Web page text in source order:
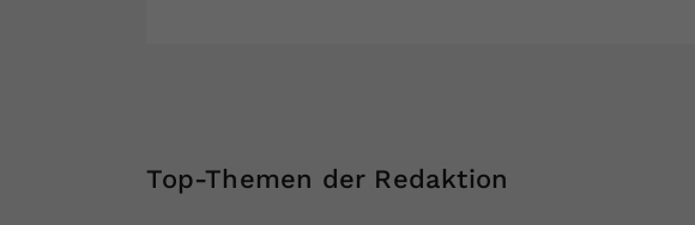
Top-Themen der Redaktion